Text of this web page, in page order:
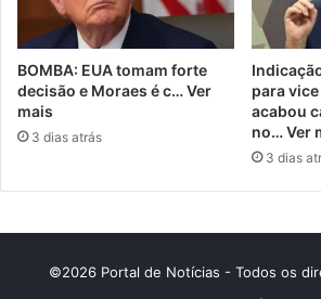
BOMBA: EUA tomam forte
decisão e Moraes é c… Ver
mais
3 dias atrás
para
acabou
no… Ver
3 dias
©2026 Portal de Notícias - Todos os